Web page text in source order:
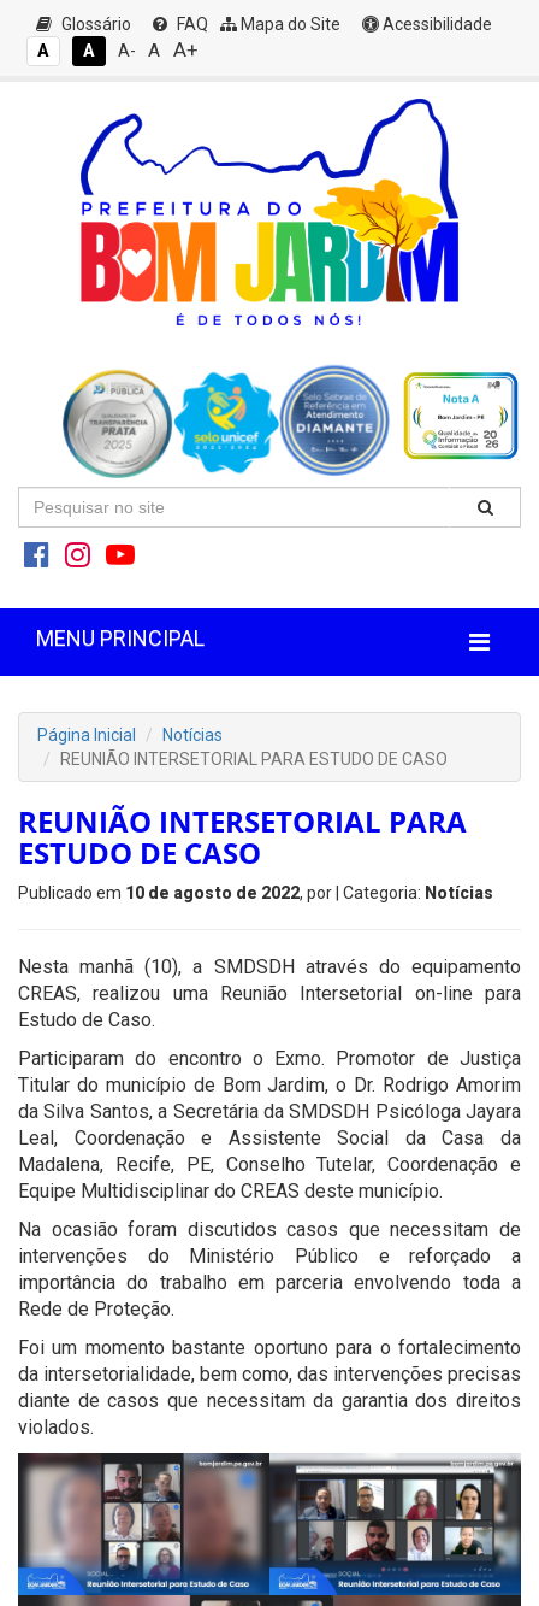
Glossário FAQ Mapa do Site
Acessibilidade
A
A A- A A+
MENU PRINCIPAL
Página Inicial
Notícias
REUNIÃO INTERSETORIAL PARA ESTUDO DE CASO
REUNIÃO INTERSETORIAL PARA
ESTUDO DE CASO
Publicado em 10 de agosto de 2022, por | Categoria: Notícias
Nesta manhã (10), a SMDSDH através do equipamento
CREAS, realizou uma Reunião Intersetorial on-line para
Estudo de Caso.
Participaram do encontro o Exmo. Promotor de Justiça
Titular do município de Bom Jardim, o Dr. Rodrigo Amorim
da Silva Santos, a Secretária da SMDSDH Psicóloga Jayara
Leal, Coordenação e Assistente Social da Casa da
Madalena, Recife, PE, Conselho Tutelar, Coordenação e
Equipe Multidisciplinar do CREAS deste município.
Na ocasião foram discutidos casos que necessitam de
intervenções do Ministério Público e reforçado a
importância do trabalho em parceria envolvendo toda a
Rede de Proteção.
Foi um momento bastante oportuno para o fortalecimento
da intersetorialidade, bem como, das intervenções precisas
diante de casos que necessitam da garantia dos direitos
violados.